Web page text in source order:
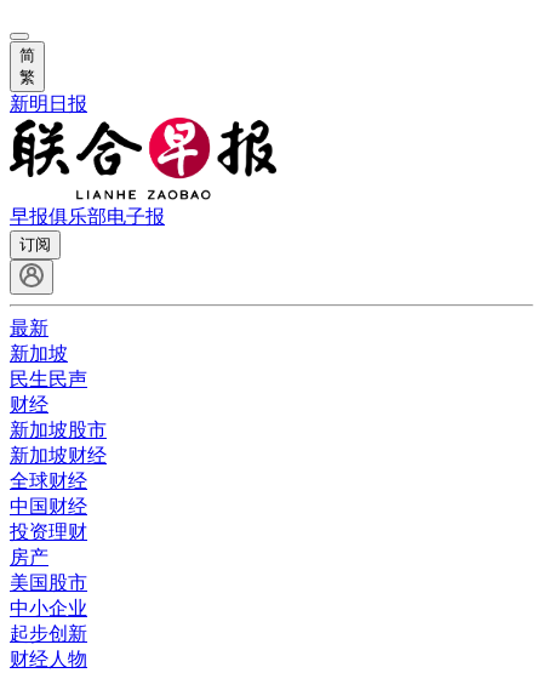
简
繁
新明日报
早报俱乐部电子报
订阅
最新
新加坡
民生民声
财经
新加坡股市
新加坡财经
全球财经
中国财经
投资理财
房产
美国股市
中小企业
起步创新
财经人物